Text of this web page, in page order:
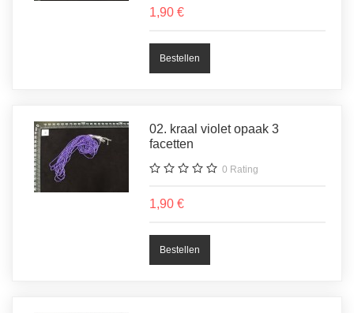
1,90 €
02. kraal violet opaak 3
facetten
0 Rating
1,90 €